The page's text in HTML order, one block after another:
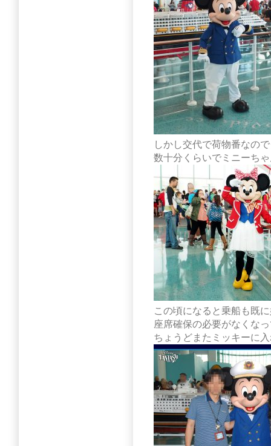
しかし交代で荷物番なの
数十分くらいでミニーち
この頃になると乗船も既
座席確保の必要がなくな
ちょうどまたミッキーに